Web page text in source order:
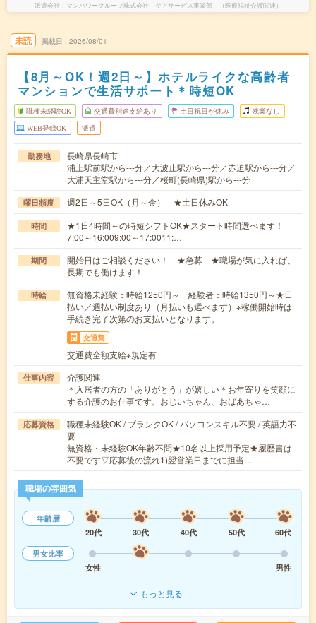
派遣会社 マンパワーグループ株式会社 ケアサービス事業部 （医療福祉介護関連）
未読 掲載日 2026/08/01
【8月～OK！週2日～】ホテルライクな高齢者
マンションで生活サポート＊時短OK
職種未経験OK 交通費別途支給あり 土日祝日が休み 残業なし
WEB登録OK 派遣
勤務地
長崎県長崎市
浦上駅前駅から---分／大波止駅から---分／赤迫駅から---分／
大浦天主堂駅から---分／桜町(長崎県)駅から---分
曜日頻度 週2日～5日OK（月～金） ★土日休みOK
時間
★1日4時間～の時短シフトOK★スタート時間選べます！
7:00～16:009:00～17:0011:…
期間
開始日はご相談ください！ ★急募 ★職場が気に入れば、
長期でも働けます！
時給
無資格未経験：時給1250円～ 経験者：時給1350円～★日
払い／週払い制度あり（月払いも選べます）※稼働開始時は
手続き完了次第のお支払いとなります。
交通費
交通費全額支給※規定有
仕事内容
介護関連
＊入居者の方の「ありがとう」が嬉しい＊お年寄りを笑顔に
する介護のお仕事です。おじいちゃん、おばあちゃ…
応募資格
職種未経験OK / ブランクOK / パソコンスキル不要 / 英語力不
要
無資格・未経験OK年齢不問★10名以上採用予定★履歴書は
不要です▽応募後の流れ1)翌営業日までに担当…
職場の雰囲気
年齢層
20代
30代 40代 50代
60代
男女比率
女性
男性
もっと見る